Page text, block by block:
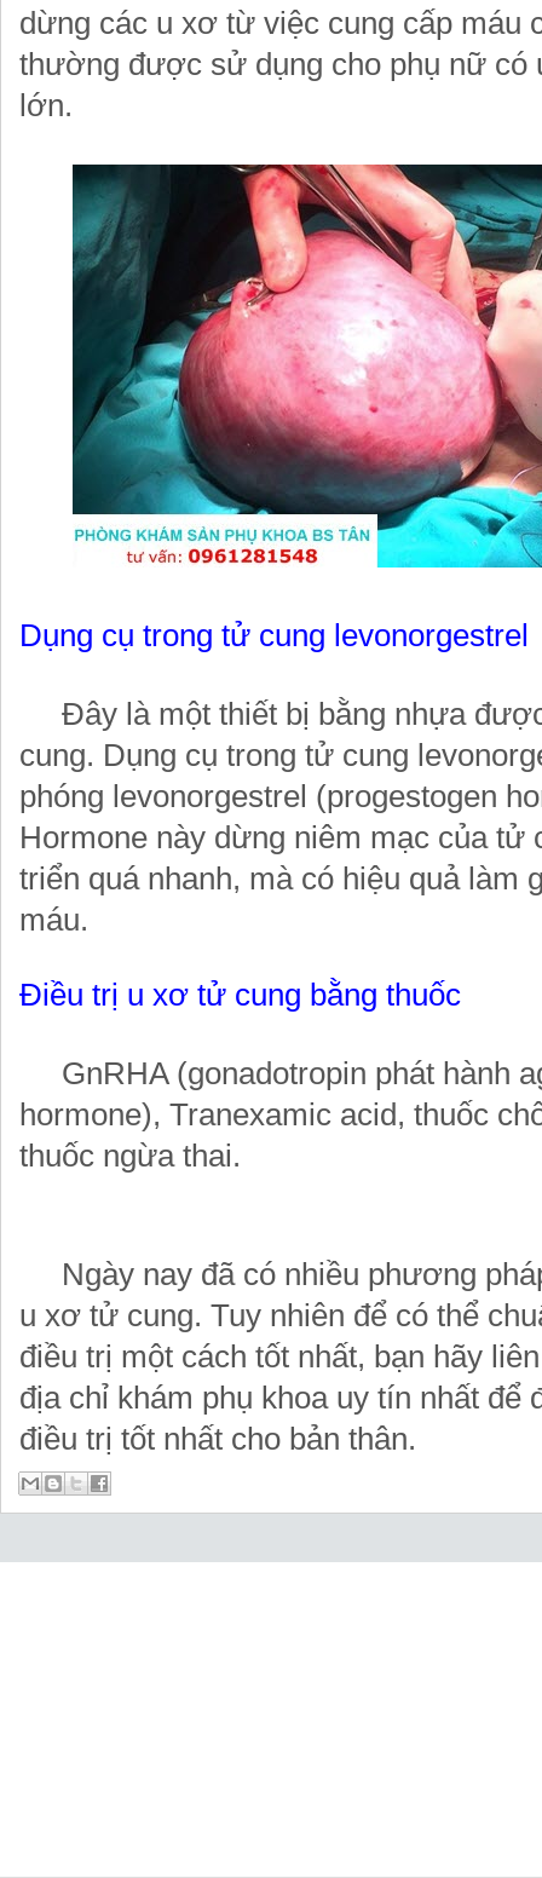
dừng các u xơ từ việc cung cấp máu
thường được sử dụng cho phụ nữ có
lớn.
Dụng cụ trong tử cung levonorgestrel
Đây là một thiết bị bằng nhựa
cung. Dụng cụ trong tử cung
phóng levonorgestrel (progestogen
Hormone này dừng niêm mạc của tử
triển quá nhanh, mà có hiệu quả làm
máu.
Điều trị u xơ tử cung bằng thuốc
GnRHA (gonadotropin phát hành
hormone), Tranexamic acid, thuốc
thuốc ngừa thai.
Ngày nay đã có nhiều phương
u xơ tử cung. Tuy nhiên để có thể
điều trị một cách tốt nhất, bạn hãy
địa chỉ khám phụ khoa uy tín nhất để
điều trị tốt nhất cho bản thân.